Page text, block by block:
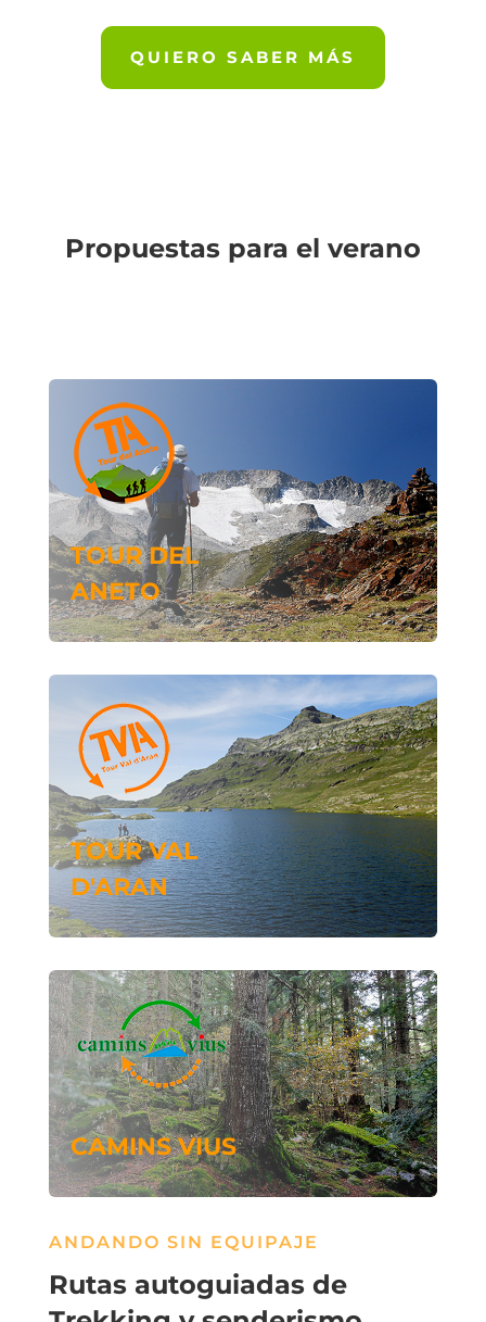
QUIERO SABER MÁS
Propuestas para el verano
TOUR DEL
ANETO
TOUR VAL
D'ARAN
CAMINS VIUS
ANDANDO SIN EQUIPAJE
Rutas autoguiadas de